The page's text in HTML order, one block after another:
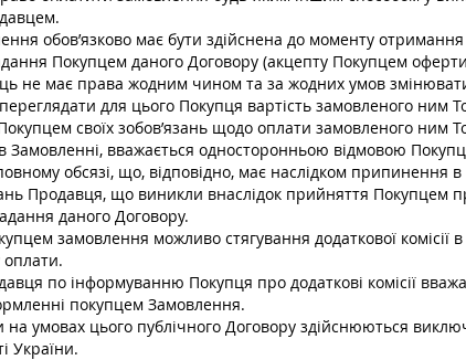
обов’язково має бути здійснена до моменту отримання
Покупцем даного Договору (акцепту Покупцем оферти
не має права жодним чином та за жодних умов
для цього Покупця вартість замовленого ним
своїх зобов’язань щодо оплати замовленого ним
Замовленні, вважається односторонньою відмовою
обсязі, що, відповідно, має наслідком припинення
Продавця, що виникли внаслідок прийняття Покупцем
даного Договору.
замовлення можливо стягування додаткової комісії в
оплати.
по інформуванню Покупця про додаткові комісії
покупцем Замовлення.
на умовах цього публічного Договору здійснюються
України.